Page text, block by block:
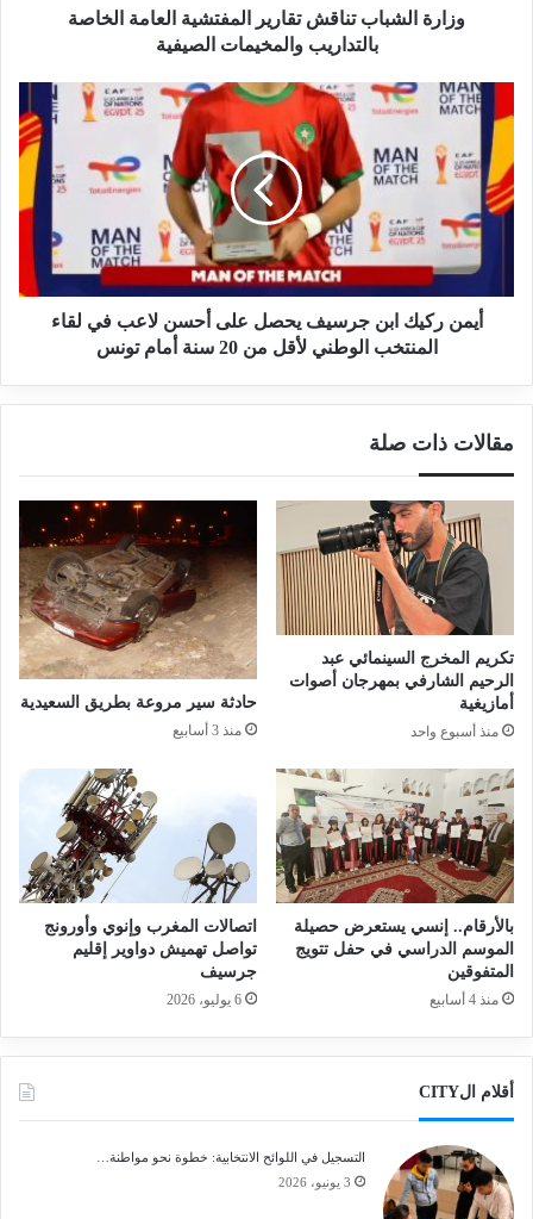
وزارة الشباب تناقش تقارير المفتشية العامة الخاصة
بالتداريب والمخيمات الصيفية
أيمن ركيك ابن جرسيف يحصل على أحسن لاعب في لقاء
المنتخب الوطني لأقل من 20 سنة أمام تونس
مقالات ذات صلة
تكريم المخرج السينمائي عبد
الرحيم الشارفي بمهرجان أصوات
أمازيغية
منذ أسبوع واحد
حادثة سير مروعة بطريق السعيدية
منذ 3 أسابيع
بالأرقام.. إنسي يستعرض حصيلة
الموسم الدراسي في حفل تتويج
المتفوقين
منذ 4 أسابيع
اتصالات المغرب وإنوي وأورونج
تواصل تهميش دواوير إقليم
جرسيف
6 يوليو، 2026
أقلام الCITY
التسجيل في اللوائح الانتخابية: خطوة نحو مواطنة…
3 يونيو، 2026